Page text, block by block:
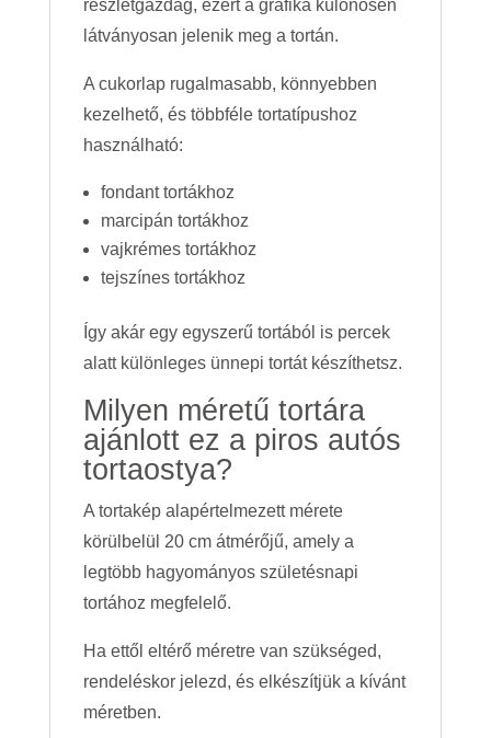
részletgazdag, ezért a grafika különösen
látványosan jelenik meg a tortán.
A cukorlap rugalmasabb, könnyebben
kezelhető, és többféle tortatípushoz
használható:
fondant tortákhoz
marcipán tortákhoz
vajkrémes tortákhoz
tejszínes tortákhoz
Így akár egy egyszerű tortából is percek
alatt különleges ünnepi tortát készíthetsz.
Milyen méretű tortára
ajánlott ez a piros autós
tortaostya?
A tortakép alapértelmezett mérete
körülbelül 20 cm átmérőjű, amely a
legtöbb hagyományos születésnapi
tortához megfelelő.
Ha ettől eltérő méretre van szükséged,
rendeléskor jelezd, és elkészítjük a kívánt
méretben.